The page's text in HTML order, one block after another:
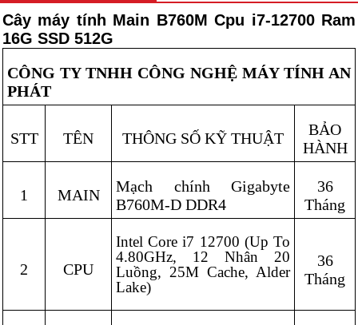
Cây máy tính Main B760M Cpu i7-12700 Ram
16G SSD 512G
CÔNG TY TNHH CÔNG NGHỆ MÁY TÍNH AN
PHÁT
STT TÊN THÔNG SỐ KỸ THUẬT
BẢO
HÀNH
1 MAIN
Mạch chính Gigabyte
B760M-D DDR4
36
Tháng
2 CPU
Intel Core i7 12700 (Up To
4.80GHz, 12 Nhân 20
Luồng, 25M Cache, Alder
Lake)
36
Tháng